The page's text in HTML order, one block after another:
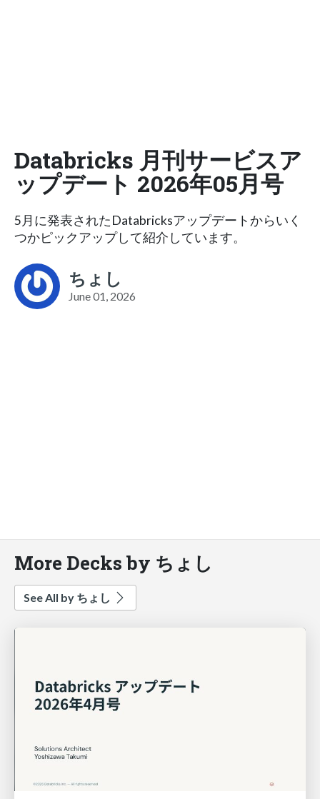
Databricks 月刊サービスア
ップデート 2026年05月号
5月に発表されたDatabricksアップデートからいく
つかピックアップして紹介しています。
ちょし
June 01, 2026
More Decks by ちょし
See All by ちょし